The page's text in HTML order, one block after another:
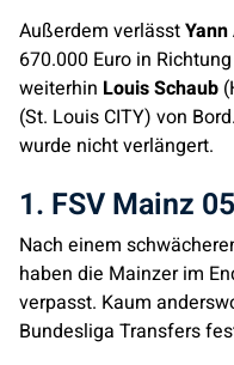
Außerdem verlässt
670.000 Euro in
weiterhin Louis Schaub
(St. Louis CITY) von
wurde nicht verlängert.
1. FSV Mainz
Nach einem
haben die Mainzer im
verpasst. Kaum
Bundesliga Transfers